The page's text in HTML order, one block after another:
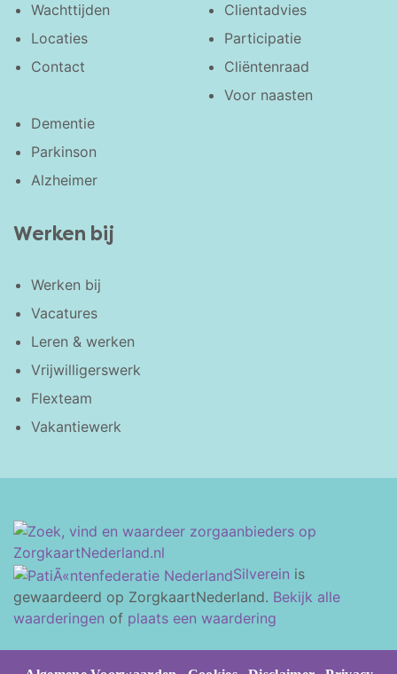
Wachttijden
Locaties
Contact
Clientadvies
Participatie
Cliëntenraad
Voor naasten
Dementie
Parkinson
Alzheimer
Werken bij
Werken bij
Vacatures
Leren & werken
Vrijwilligerswerk
Flexteam
Vakantiewerk
Silverein is
gewaardeerd op ZorgkaartNederland. Bekijk alle
waarderingen of plaats een waardering